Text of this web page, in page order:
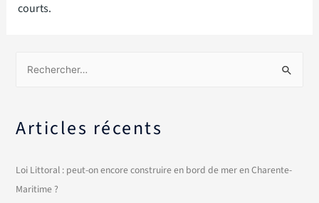
courts.
Articles récents
Loi Littoral : peut-on encore construire en bord de mer en Charente-
Maritime ?